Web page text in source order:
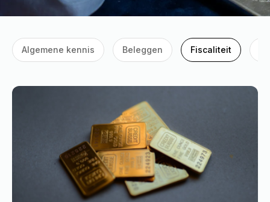
Algemene kennis Beleggen Fiscaliteit